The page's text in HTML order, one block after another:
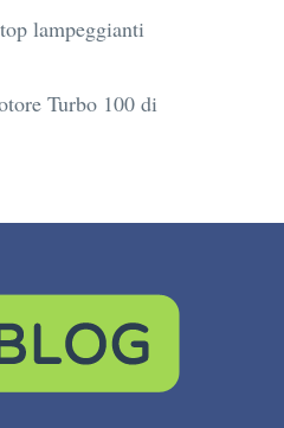
lampeggianti
Turbo 100 di